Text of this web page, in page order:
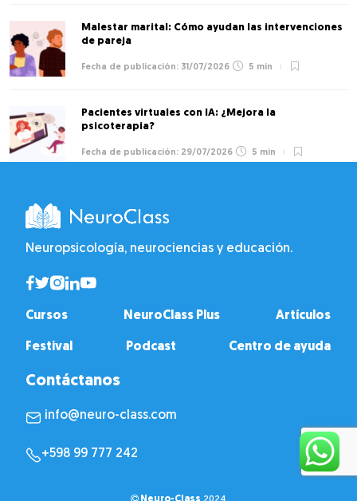
Malestar marital: Cómo ayudan las intervenciones
de pareja
31/07/2026 5 min
Pacientes virtuales con IA: ¿Mejora la
psicoterapia?
29/07/2026 5 min
Neuropsicología, neurociencias y educación.
Cursos NeuroClass Plus Artículos
Festival Podcast Centro de ayuda
Contáctanos
info@neuro-class.com
+598 99 777 242